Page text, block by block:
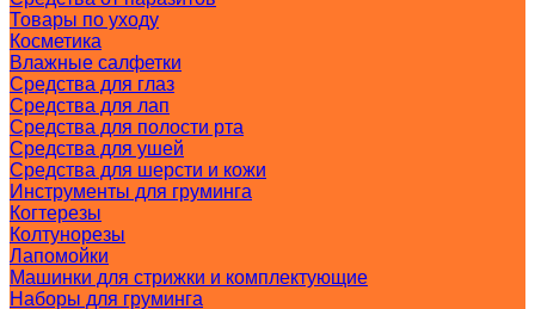
Товары по уходу
Косметика
Влажные салфетки
Средства для глаз
Средства для лап
Средства для полости рта
Средства для ушей
Средства для шерсти и кожи
Инструменты для груминга
Когтерезы
Колтунорезы
Лапомойки
Машинки для стрижки и комплектующие
Наборы для груминга